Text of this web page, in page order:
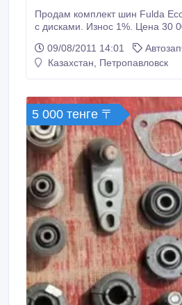
Продам комплект шин Fulda
с дисками. Износ 1%. Цена 30
09/08/2011 14:01
Казахстан, Петропавловск
5 000 тенге 〒